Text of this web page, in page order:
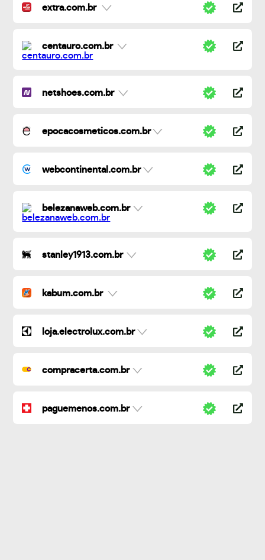
extra.com.br
centauro.com.br
netshoes.com.br
epocacosmeticos.com.br
webcontinental.com.br
belezanaweb.com.br
stanley1913.com.br
kabum.com.br
loja.electrolux.com.br
compracerta.com.br
paguemenos.com.br